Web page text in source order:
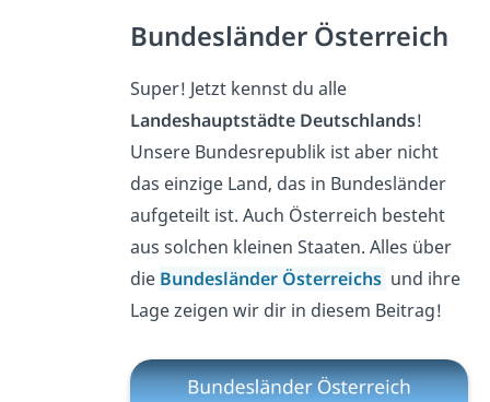
Bundesländer Österreich
Super! Jetzt kennst du alle
Landeshauptstädte Deutschlands!
Unsere Bundesrepublik ist aber nicht
das einzige Land, das in Bundesländer
aufgeteilt ist. Auch Österreich besteht
aus solchen kleinen Staaten. Alles über
die Bundesländer Österreichs und ihre
Lage zeigen wir dir in diesem Beitrag!